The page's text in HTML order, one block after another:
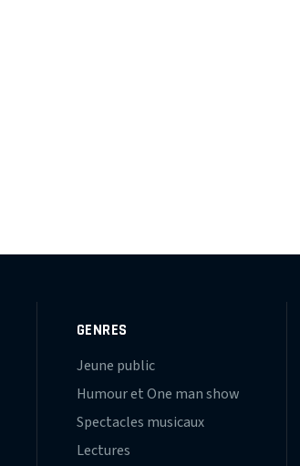
GENRES
Jeune public
Humour et One man show
Spectacles musicaux
Lectures